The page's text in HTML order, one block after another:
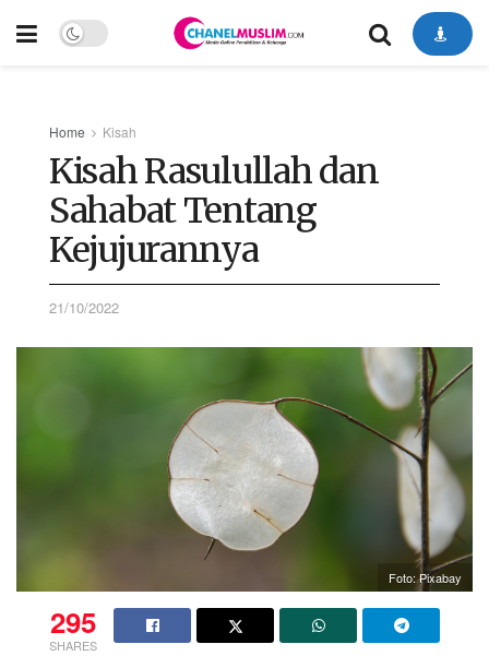
Home Kisah
Kisah Rasulullah dan
Sahabat Tentang
Kejujurannya
21/10/2022
Foto: Pixabay
295
SHARES